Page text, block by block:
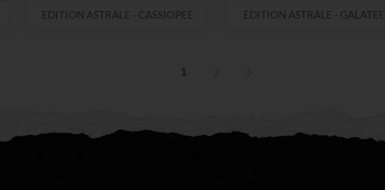
EDITION ASTRALE - CASSIOPEE EDITION ASTRALE - GALATEE
1